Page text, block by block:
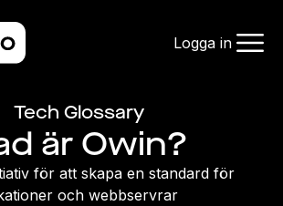
Logga in
Tech Glossary
är Owin?
för att skapa en standard för
och webbservrar